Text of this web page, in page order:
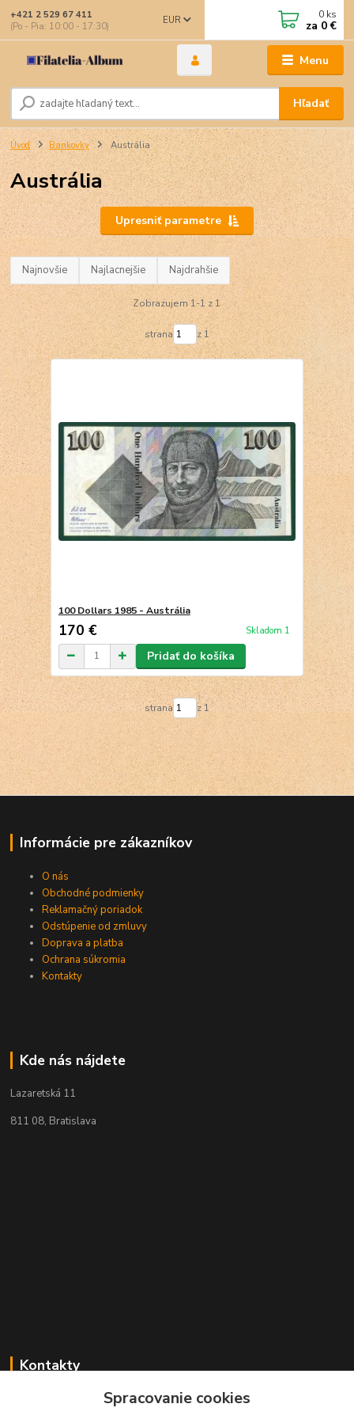
Menu
EUR
Hľadať
+421 2 529 67 411
(Po - Pia: 10:00 - 17:30)
0 ks
za 0 €
Úvod Bankovky Austrália
Austrália
Upresniť parametre
Najnovšie Najlacnejšie Najdrahšie
Zobrazujem 1-1 z 1
strana z 1
100 Dollars 1985 - Austrália
170 € Skladom 1
Pridať do košíka
strana z 1
Informácie pre zákazníkov
O nás
Obchodné podmienky
Reklamačný poriadok
Odstúpenie od zmluvy
Doprava a platba
Ochrana súkromia
Kontakty
Kde nás nájdete
Lazaretská 11
811 08, Bratislava
Kontakty
+421 2 529 67 411Spracovanie cookies